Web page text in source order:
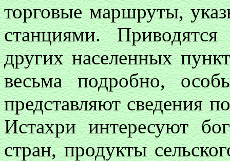
торговые маршруты,
станциями.
других населенных
весьма подробно,
представляют сведения
Истахри интересуют
стран, продукты